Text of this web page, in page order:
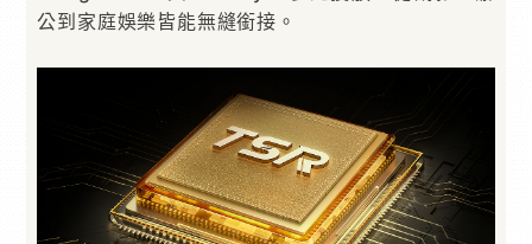
公到家庭娛樂皆能無縫銜接。